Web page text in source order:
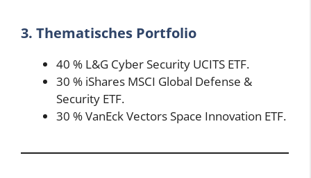
3. Thematisches Portfolio
40 % L&G Cyber Security UCITS ETF.
30 % iShares MSCI Global Defense &
Security ETF.
30 % VanEck Vectors Space Innovation ETF.